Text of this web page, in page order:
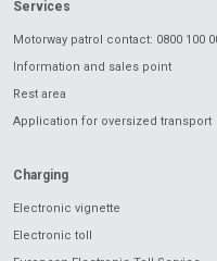
Services
Motorway patrol contact: 0800 100
Information and sales point
Rest area
Application for oversized transport
Charging
Electronic vignette
Electronic toll